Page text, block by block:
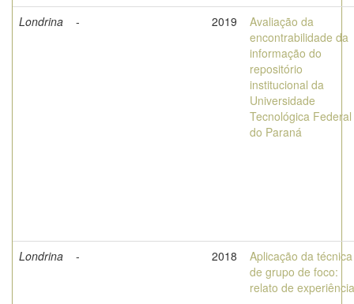
Londrina - 2019
Avaliação da
encontrabilidade da
informação do
repositório
institucional da
Universidade
Tecnológica Federal
do Paraná
Londrina - 2018
Aplicação da técnica
de grupo de foco:
relato de experiência